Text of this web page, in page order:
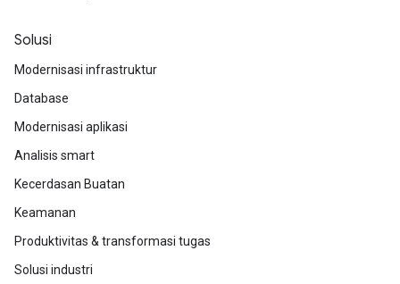
Solusi
Modernisasi infrastruktur
Database
Modernisasi aplikasi
Analisis smart
Kecerdasan Buatan
Keamanan
Produktivitas & transformasi tugas
Solusi industri